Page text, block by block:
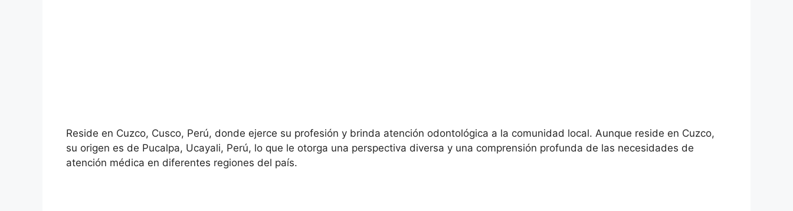
Reside en Cuzco, Cusco, Perú, donde ejerce su profesión y brinda atención odontológica a la comunidad local. Aunque reside en Cuzco,
su origen es de Pucalpa, Ucayali, Perú, lo que le otorga una perspectiva diversa y una comprensión profunda de las necesidades de
atención médica en diferentes regiones del país.